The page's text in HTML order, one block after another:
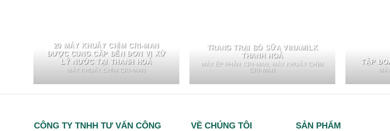
20 MÁY KHUẤY CHÌM CRI-MAN
ĐƯỢC CUNG CẤP ĐẾN ĐƠN VỊ XỬ
LÝ NƯỚC TẠI THANH HOÁ
MÁY KHUẤY CHÌM CRI-MAN
TRANG TRẠI BÒ SỮA VINAMILK
THANH HOÁ
MÁY ÉP PHÂN CRI-MAN, MÁY KHUẤY CHÌM
CRI-MAN
TẬP
CÔNG TY TNHH TƯ VẤN CÔNG
VỀ CHÚNG TÔI SẢN PHẨM